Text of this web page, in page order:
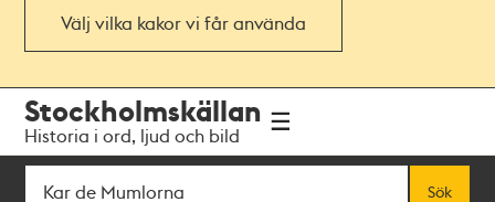
Välj vilka kakor vi får använda
navigationen
huvudinnehållet
Stockholmskällan
Historia i ord, ljud och bild
Sök
Sök